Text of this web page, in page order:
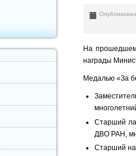
На
награды
Медалью «За
Старший
ДВО РАН,
Старший